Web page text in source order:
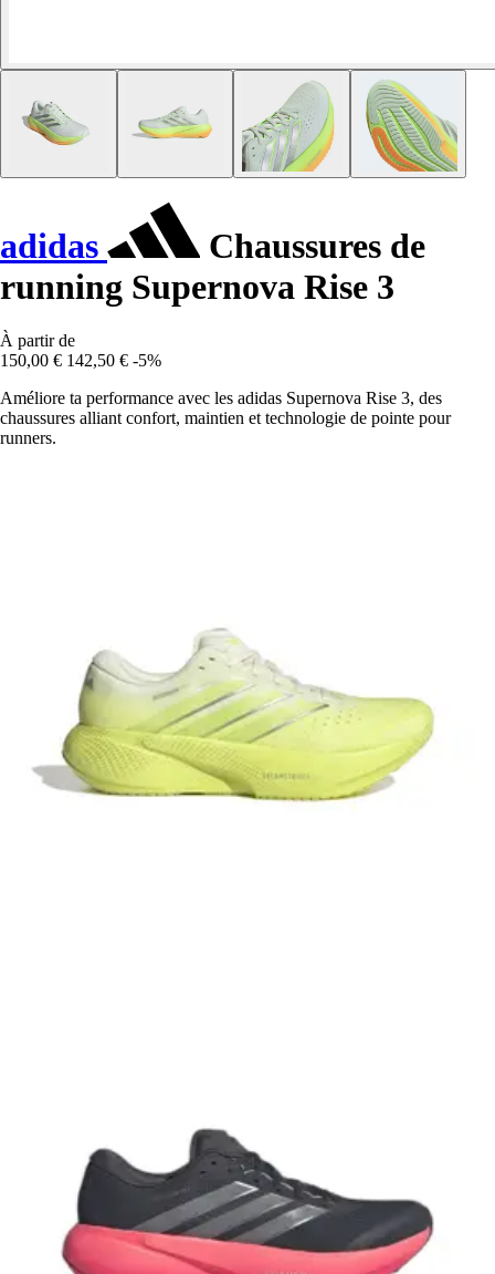
adidas
Chaussures de
running Supernova Rise 3
À partir de
150,00 € 142,50 € -5%
Améliore ta performance avec les adidas Supernova Rise 3, des
chaussures alliant confort, maintien et technologie de pointe pour
runners.